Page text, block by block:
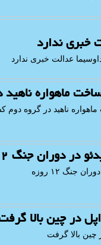
خبری ندارد
عدالت خبری ندارد
ماهواره
ناهید در گروه دوم
در دوران جنگ ۱۲ روزه
جنگ ۱۲ روزه
در چین بالا
چین بالا گرفت